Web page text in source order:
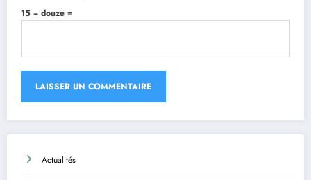
15 − douze =
Actualités